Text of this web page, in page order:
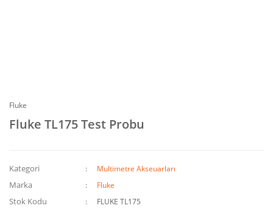
Fluke
Fluke TL175 Test Probu
Kategori Multimetre Akseuarları
Marka Fluke
Stok Kodu FLUKE TL175